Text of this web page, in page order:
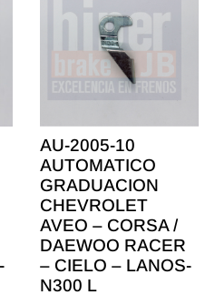
AU-2005-10
AUTOMATICO
GRADUACION
CHEVROLET
AVEO – CORSA /
DAEWOO RACER
– CIELO – LANOS-
N300 L